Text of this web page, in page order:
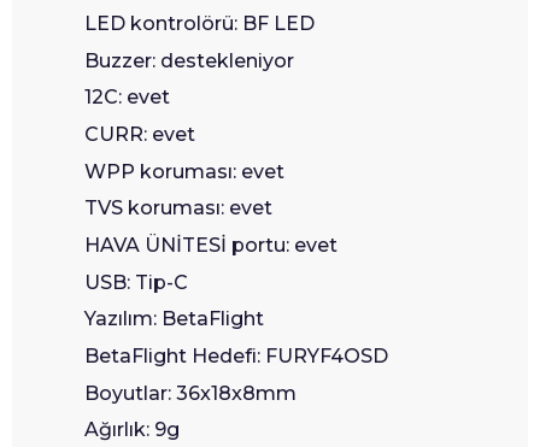
LED kontrolörü: BF LED
Buzzer: destekleniyor
12C: evet
CURR: evet
WPP koruması: evet
TVS koruması: evet
HAVA ÜNİTESİ portu: evet
USB: Tip-C
Yazılım: BetaFlight
BetaFlight Hedefi: FURYF4OSD
Boyutlar: 36x18x8mm
Ağırlık: 9g